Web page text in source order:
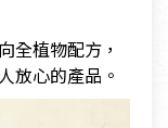
全植物配方，
放心的產品。